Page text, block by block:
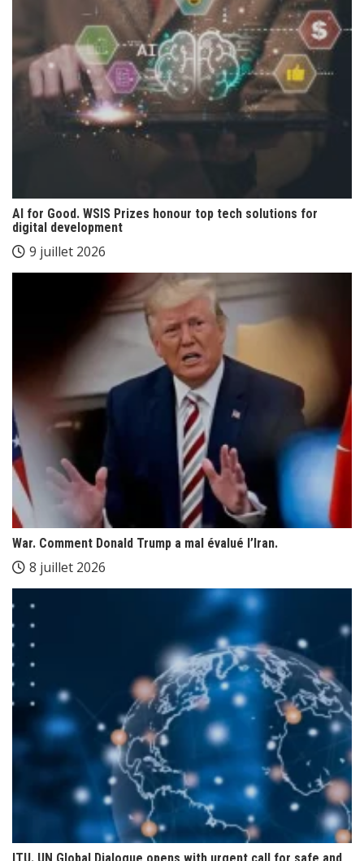
AI for Good. WSIS Prizes honour top tech solutions for
digital development
9 juillet 2026
War. Comment Donald Trump a mal évalué l’Iran.
8 juillet 2026